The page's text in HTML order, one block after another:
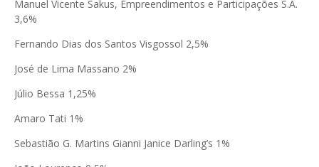
Manuel Vicente Sakus, Empreendimentos e Participações S.A.
3,6%
Fernando Dias dos Santos Visgossol 2,5%
José de Lima Massano 2%
Júlio Bessa 1,25%
Amaro Tati 1%
Sebastião G. Martins Gianni Janice Darling’s 1%